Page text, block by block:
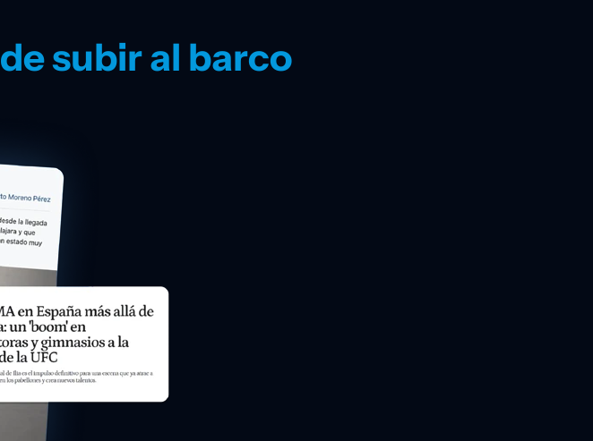
de subir al barco